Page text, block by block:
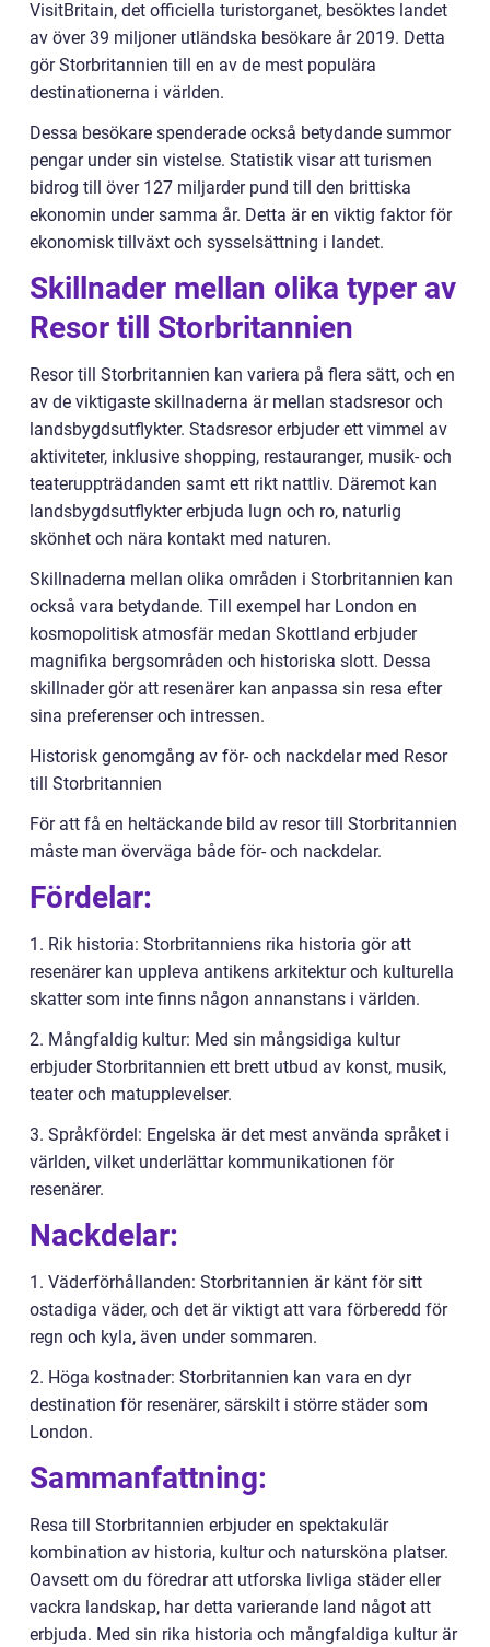
VisitBritain, det officiella turistorganet, besöktes landet
av över 39 miljoner utländska besökare år 2019. Detta
gör Storbritannien till en av de mest populära
destinationerna i världen.
Dessa besökare spenderade också betydande summor
pengar under sin vistelse. Statistik visar att turismen
bidrog till över 127 miljarder pund till den brittiska
ekonomin under samma år. Detta är en viktig faktor för
ekonomisk tillväxt och sysselsättning i landet.
Skillnader mellan olika typer av
Resor till Storbritannien
Resor till Storbritannien kan variera på flera sätt, och en
av de viktigaste skillnaderna är mellan stadsresor och
landsbygdsutflykter. Stadsresor erbjuder ett vimmel av
aktiviteter, inklusive shopping, restauranger, musik- och
teateruppträdanden samt ett rikt nattliv. Däremot kan
landsbygdsutflykter erbjuda lugn och ro, naturlig
skönhet och nära kontakt med naturen.
Skillnaderna mellan olika områden i Storbritannien kan
också vara betydande. Till exempel har London en
kosmopolitisk atmosfär medan Skottland erbjuder
magnifika bergsområden och historiska slott. Dessa
skillnader gör att resenärer kan anpassa sin resa efter
sina preferenser och intressen.
Historisk genomgång av för- och nackdelar med Resor
till Storbritannien
För att få en heltäckande bild av resor till Storbritannien
måste man överväga både för- och nackdelar.
Fördelar:
1. Rik historia: Storbritanniens rika historia gör att
resenärer kan uppleva antikens arkitektur och kulturella
skatter som inte finns någon annanstans i världen.
2. Mångfaldig kultur: Med sin mångsidiga kultur
erbjuder Storbritannien ett brett utbud av konst, musik,
teater och matupplevelser.
3. Språkfördel: Engelska är det mest använda språket i
världen, vilket underlättar kommunikationen för
resenärer.
Nackdelar:
1. Väderförhållanden: Storbritannien är känt för sitt
ostadiga väder, och det är viktigt att vara förberedd för
regn och kyla, även under sommaren.
2. Höga kostnader: Storbritannien kan vara en dyr
destination för resenärer, särskilt i större städer som
London.
Sammanfattning:
Resa till Storbritannien erbjuder en spektakulär
kombination av historia, kultur och natursköna platser.
Oavsett om du föredrar att utforska livliga städer eller
vackra landskap, har detta varierande land något att
erbjuda. Med sin rika historia och mångfaldiga kultur är